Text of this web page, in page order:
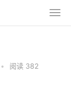
• 阅读 382